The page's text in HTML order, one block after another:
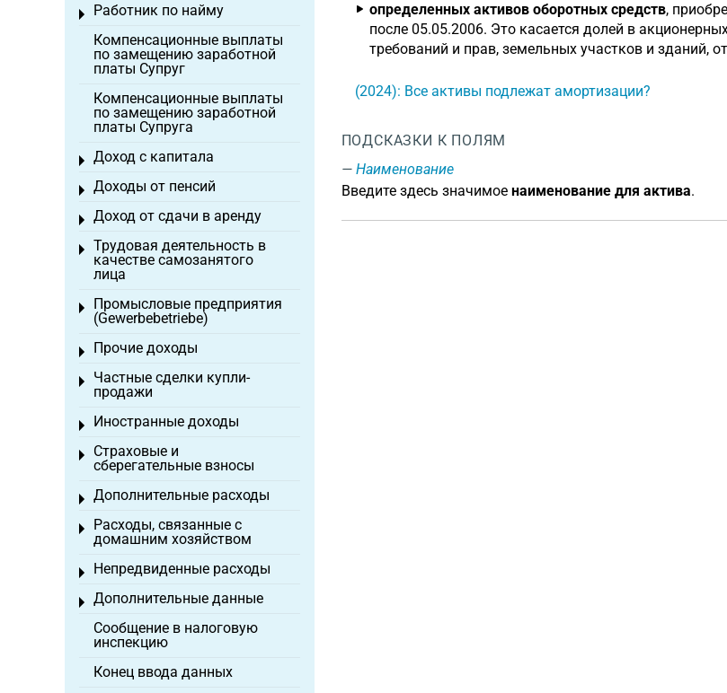
определенных активов оборотных средств,
после 05.05.2006. Это касается долей в
требований и прав, земельных участков и зданий,
(2024): Все активы подлежат амортизации?
ПОДСКАЗКИ К ПОЛЯМ
Наименование
Введите здесь значимое наименование для актива.
Работник по найму
Toggle menu
Компенсационные выплаты
по замещению заработной
платы Супруг
Компенсационные выплаты
по замещению заработной
платы Супруга
Доход с капитала
Toggle menu
Доходы от пенсий
Toggle menu
Доход от сдачи в аренду
Toggle menu
Трудовая деятельность в
качестве самозанятого
лица
Toggle menu
Промысловые предприятия
(Gewerbebetriebe)
Toggle menu
Прочие доходы
Toggle menu
Частные сделки купли-
продажи
Toggle menu
Иностранные доходы
Toggle menu
Страховые и
сберегательные взносы
Toggle menu
Дополнительные расходы
Toggle menu
Расходы, связанные с
домашним хозяйством
Toggle menu
Непредвиденные расходы
Toggle menu
Дополнительные данные
Toggle menu
Сообщение в налоговую
инспекцию
Конец ввода данных